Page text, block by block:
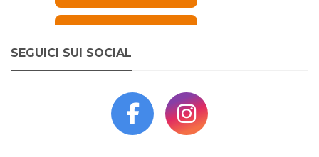
SEGUICI SUI SOCIAL